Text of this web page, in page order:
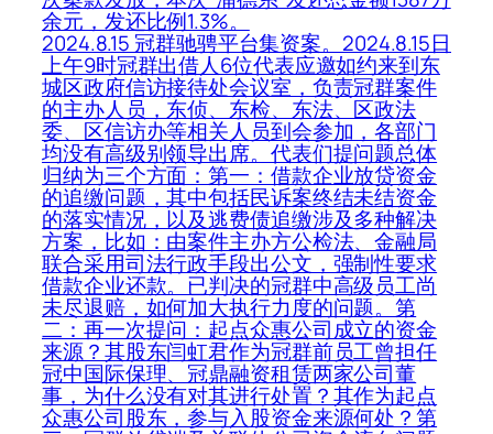
余元，发还比例1.3%。
2024.8.15 冠群驰骋平台集资案。2024.8.15日
上午9时冠群出借人6位代表应邀如约来到东
城区政府信访接待处会议室，负责冠群案件
的主办人员，东侦、东检、东法、区政法
委、区信访办等相关人员到会参加，各部门
均没有高级别领导出席。代表们提问题总体
归纳为三个方面：第一：借款企业放贷资金
的追缴问题，其中包括民诉案终结未结资金
的落实情况，以及逃费债追缴涉及多种解决
方案，比如：由案件主办方公检法、金融局
联合采用司法行政手段出公文，强制性要求
借款企业还款。已判决的冠群中高级员工尚
未尽退赔，如何加大执行力度的问题。第
二：再一次提问：起点众惠公司成立的资金
来源？其股东闫虹君作为冠群前员工曾担任
冠中国际保理、冠鼎融资租赁两家公司董
事，为什么没有对其进行处置？其作为起点
众惠公司股东，参与入股资金来源何处？第